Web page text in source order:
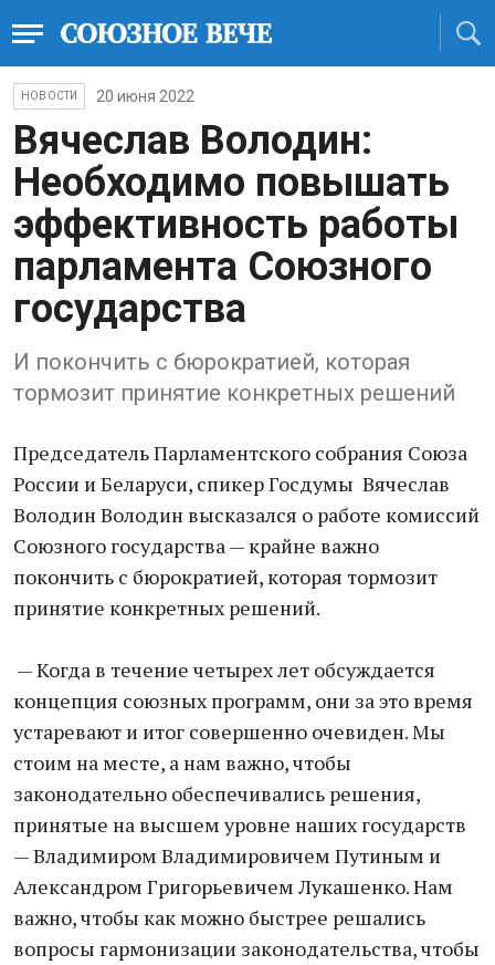
НОВОСТИ 20 июня 2022
Вячеслав Володин:
Необходимо повышать
эффективность работы
парламента Союзного
государства
И покончить с бюрократией, которая
тормозит принятие конкретных решений
Председатель Парламентского собрания Союза
России и Беларуси, спикер Госдумы Вячеслав
Володин Володин высказался о работе комиссий
Союзного государства — крайне важно
покончить с бюрократией, которая тормозит
принятие конкретных решений.
— Когда в течение четырех лет обсуждается
концепция союзных программ, они за это время
устаревают и итог совершенно очевиден. Мы
стоим на месте, а нам важно, чтобы
законодательно обеспечивались решения,
принятые на высшем уровне наших государств
— Владимиром Владимировичем Путиным и
Александром Григорьевичем Лукашенко. Нам
важно, чтобы как можно быстрее решались
вопросы гармонизации законодательства, чтобы